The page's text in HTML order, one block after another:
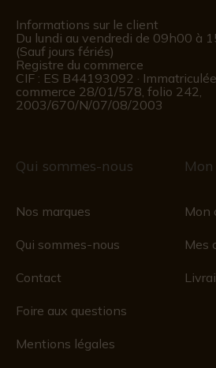
Informations sur le client
Du lundi au vendredi de 09h00 à
(Sauf jours fériés)
Registre du commerce
CIF : ES B44193092 ·
commerce 28/01/578, folio 242,
2003/670/N/07/08/2003
Qui sommes-nous
Nos marques
Qui sommes-nous
Contact
Foire aux questions
Mentions légales
Mon
Mes